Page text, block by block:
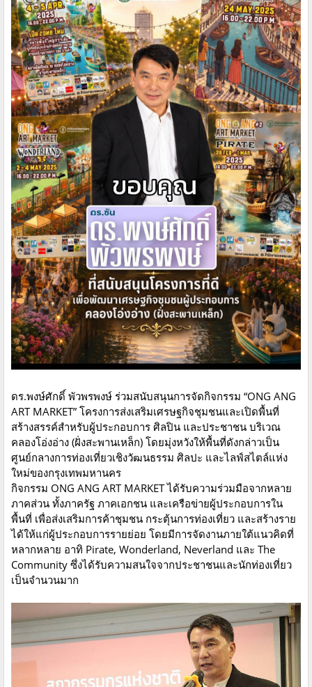
ดร.พงษ์ศักดิ์ พัวพรพงษ์ ร่วมสนับสนุนการจัดกิจกรรม “ONG ANG
ART MARKET” โครงการส่งเสริมเศรษฐกิจชุมชนและเปิดพื้นที่
สร้างสรรค์สำหรับผู้ประกอบการ ศิลปิน และประชาชน บริเวณ
คลองโอ่งอ่าง (ฝั่งสะพานเหล็ก) โดยมุ่งหวังให้พื้นที่ดังกล่าวเป็น
ศูนย์กลางการท่องเที่ยวเชิงวัฒนธรรม ศิลปะ และไลฟ์สไตล์แห่ง
ใหม่ของกรุงเทพมหานคร
กิจกรรม ONG ANG ART MARKET ได้รับความร่วมมือจากหลาย
ภาคส่วน ทั้งภาครัฐ ภาคเอกชน และเครือข่ายผู้ประกอบการใน
พื้นที่ เพื่อส่งเสริมการค้าชุมชน กระตุ้นการท่องเที่ยว และสร้างราย
ได้ให้แก่ผู้ประกอบการรายย่อย โดยมีการจัดงานภายใต้แนวคิดที่
หลากหลาย อาทิ Pirate, Wonderland, Neverland และ The
Community ซึ่งได้รับความสนใจจากประชาชนและนักท่องเที่ยว
เป็นจำนวนมาก